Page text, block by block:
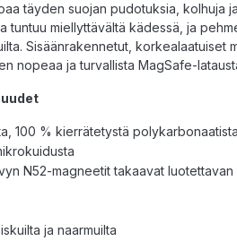
täyden suojan pudotuksia, kolhuja
tuntuu miellyttävältä kädessä, ja
Sisäänrakennetut, korkealaatuiset
nopeaa ja turvallista MagSafe-
100 % kierrätetystä
N52-magneetit takaavat
ja naarmuilta